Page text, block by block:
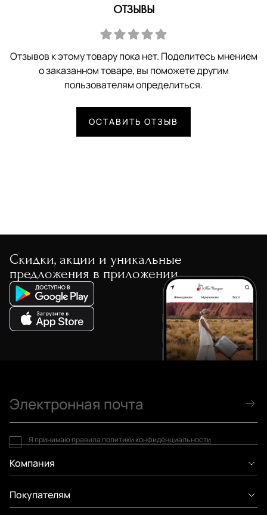
ОТЗЫВЫ
Отзывов к этому товару пока нет. Поделитесь мнением
о заказанном товаре, вы поможете другим
пользователям определиться.
ОСТАВИТЬ ОТЗЫВ
Скидки, акции и уникальные
предложения в приложении
Компания
Покупателям
Я принимаю правила политики конфиденциальности